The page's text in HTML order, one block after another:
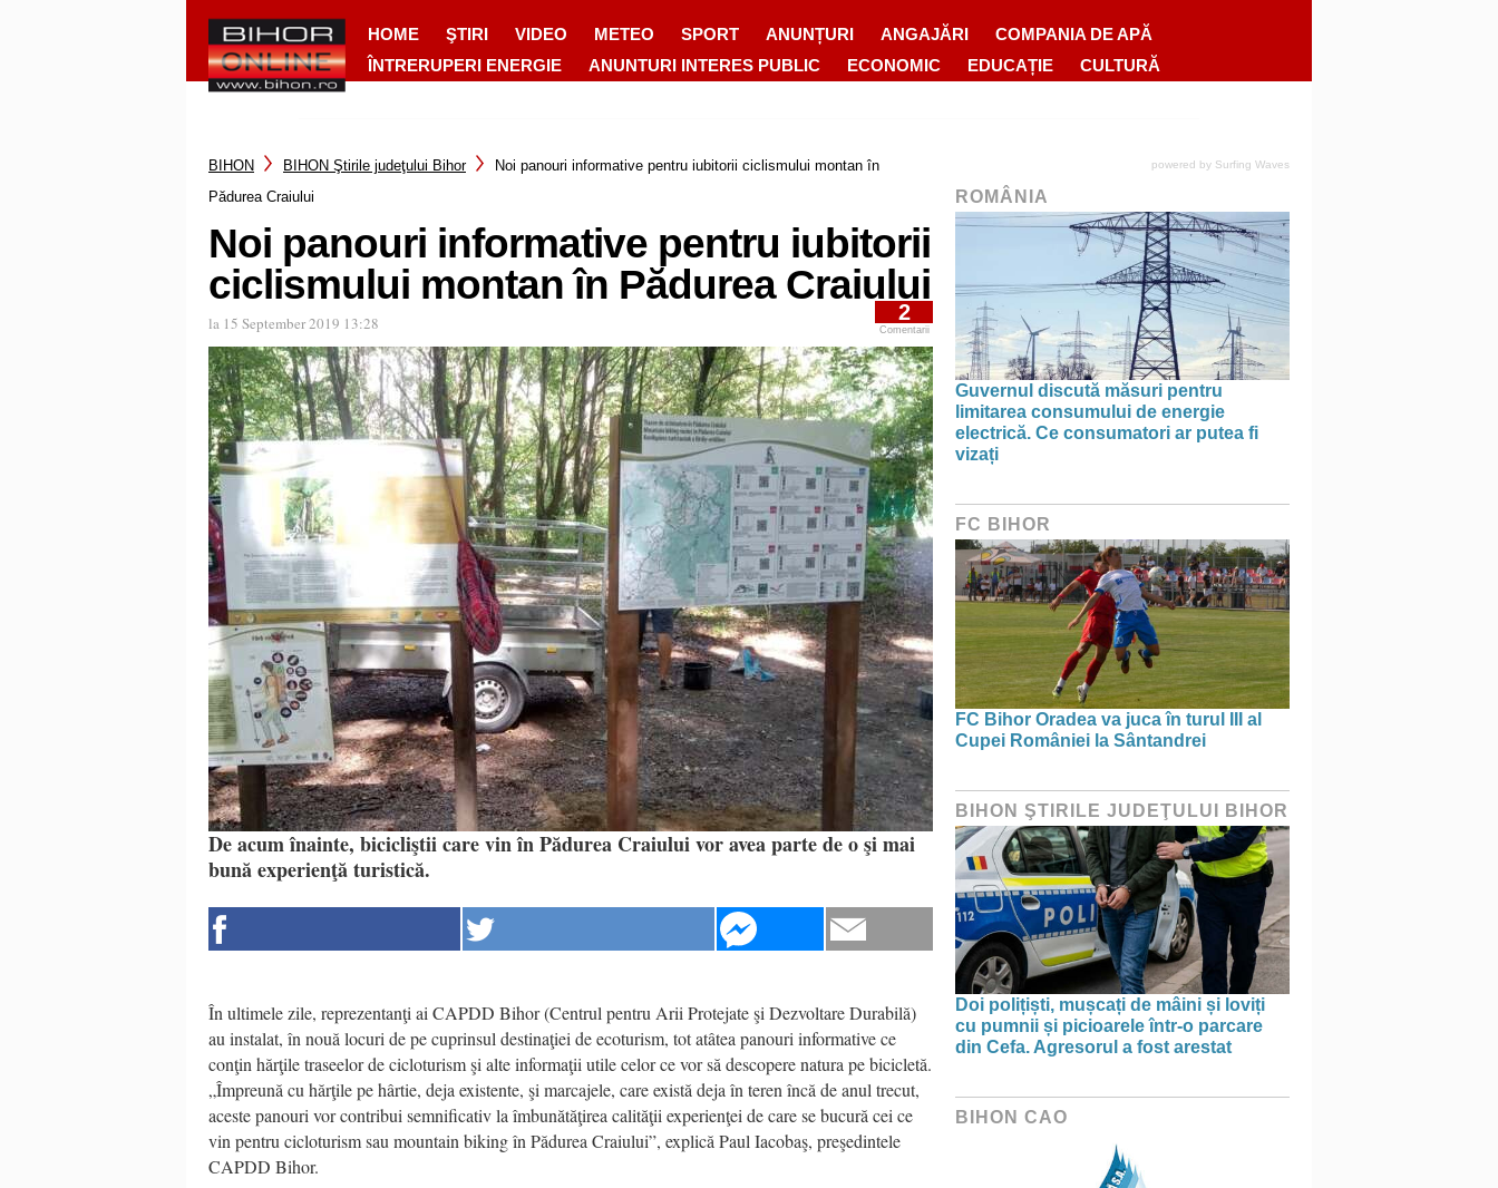
HOME ŞTIRI VIDEO METEO SPORT ANUNȚURI ANGAJĂRI
COMPANIA DE APĂ
ÎNTRERUPERI ENERGIE
ANUNTURI INTERES PUBLIC ECONOMIC EDUCAȚIE CULTURĂ
BIHON BIHON Ştirile judeţului Bihor
Noi panouri informative pentru iubitorii ciclismului montan în
Pădurea Craiului
Noi panouri informative pentru iubitorii
ciclismului montan în Pădurea Craiului
la 15 September 2019 13:28 2
Comentarii
De acum înainte, bicicliştii care vin în Pădurea Craiului vor avea parte de o şi mai
bună experienţă turistică.
În ultimele zile, reprezentanţi ai CAPDD Bihor (Centrul pentru Arii Protejate şi Dezvoltare Durabilă)
au instalat, în nouă locuri de pe cuprinsul destinaţiei de ecoturism, tot atâtea panouri informative ce
conţin hărţile traseelor de cicloturism şi alte informaţii utile celor ce vor să descopere natura pe bicicletă.
„Împreună cu hărţile pe hârtie, deja existente, şi marcajele, care există deja în teren încă de anul trecut,
aceste panouri vor contribui semnificativ la îmbunătăţirea calităţii experienţei de care se bucură cei ce
vin pentru cicloturism sau mountain biking în Pădurea Craiului”, explică Paul Iacobaş, preşedintele
CAPDD Bihor.
powered by Surfing Waves
ROMÂNIA
Guvernul discută măsuri pentru
limitarea consumului de energie
electrică. Ce consumatori ar putea fi
vizați
FC BIHOR
FC Bihor Oradea va juca în turul III al
Cupei României la Sântandrei
BIHON ŞTIRILE JUDEŢULUI BIHOR
Doi polițiști, mușcați de mâini și loviți
cu pumnii și picioarele într-o parcare
din Cefa. Agresorul a fost arestat
BIHON CAO